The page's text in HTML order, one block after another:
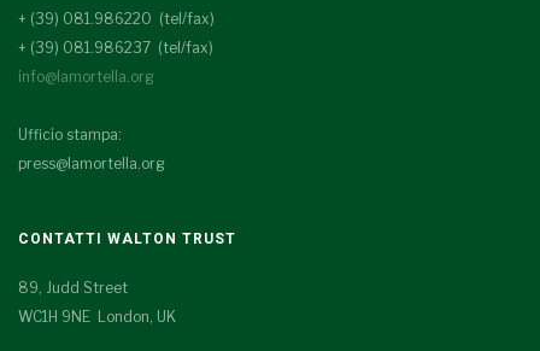
+ (39) 081.986220 (tel/fax)
+ (39) 081.986237 (tel/fax)
info@lamortella.org
Ufficio stampa:
press@lamortella.org
CONTATTI WALTON TRUST
89, Judd Street
WC1H 9NE London, UK